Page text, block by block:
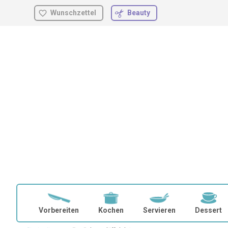
Zum
Wunschzettel Beauty
Vorbereiten Kochen Servieren Dessert